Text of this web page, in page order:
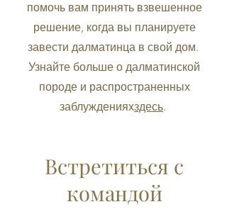
помочь вам принять взвешенное
решение, когда вы планируете
завести далматинца в свой дом.
Узнайте больше о далматинской
породе и распространенных
заблужденияхздесь.
Встретиться с
командой